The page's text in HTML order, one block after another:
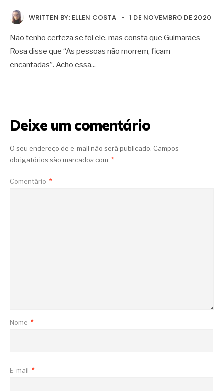
WRITTEN BY: ELLEN COSTA • 1 DE NOVEMBRO DE 2020
Não tenho certeza se foi ele, mas consta que Guimarães
Rosa disse que “As pessoas não morrem, ficam
encantadas”. Acho essa...
Deixe um comentário
O seu endereço de e-mail não será publicado. Campos
obrigatórios são marcados com *
Comentário *
Nome *
E-mail *